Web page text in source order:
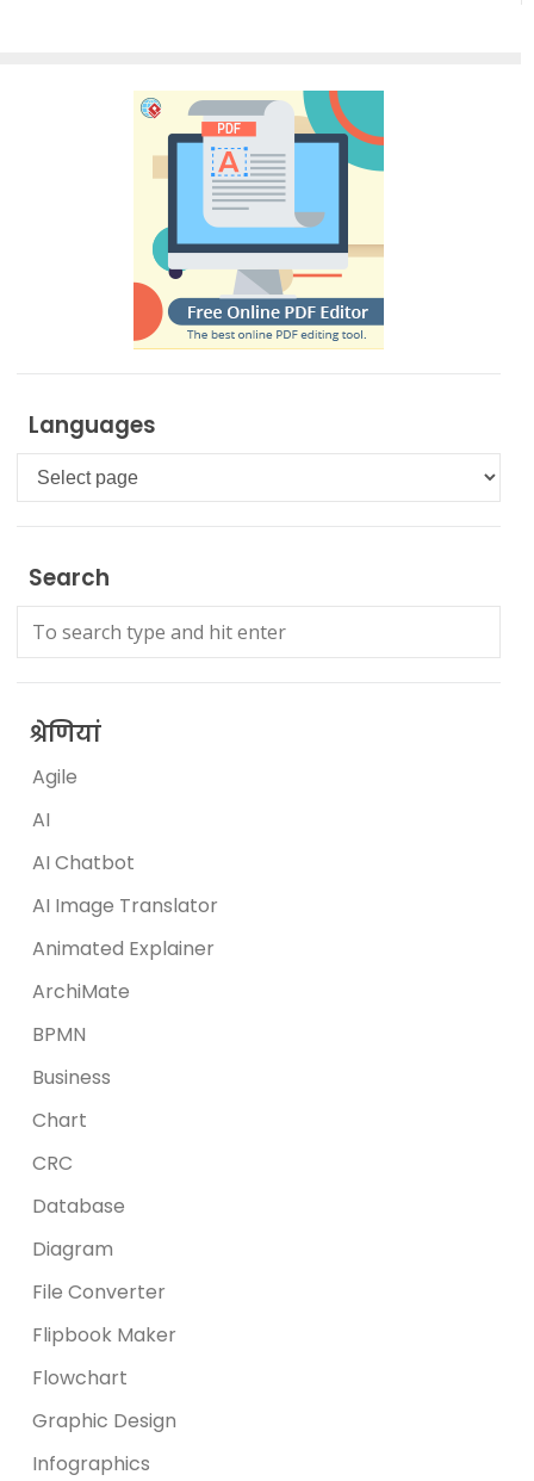
Languages
Languages
Search
श्रेणियां
Agile
AI
AI Chatbot
AI Image Translator
Animated Explainer
ArchiMate
BPMN
Business
Chart
CRC
Database
Diagram
File Converter
Flipbook Maker
Flowchart
Graphic Design
Infographics